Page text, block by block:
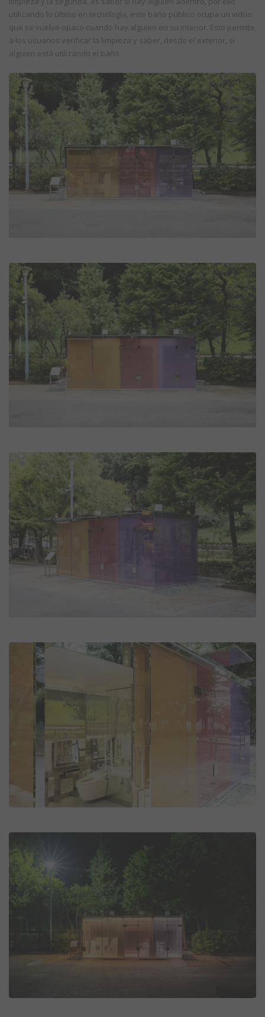
utilizando lo último en tecnología, este baño público ocupa un vidrio
que se vuelve opaco cuando hay alguien en su interior. Esto permite
a los usuarios verificar la limpieza y saber, desde el exterior, si
alguien está utilizando el baño.